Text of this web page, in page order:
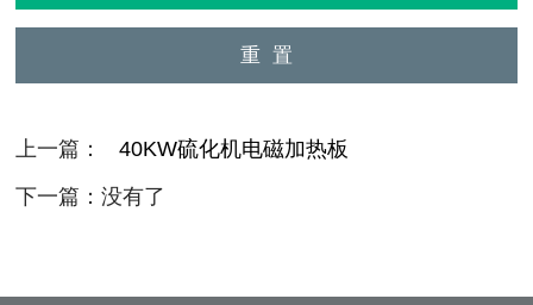
上一篇：
40KW硫化机电磁加热板
下一篇：没有了